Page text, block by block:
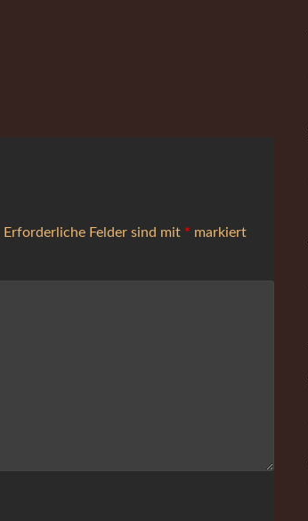
Erforderliche Felder sind mit * markiert